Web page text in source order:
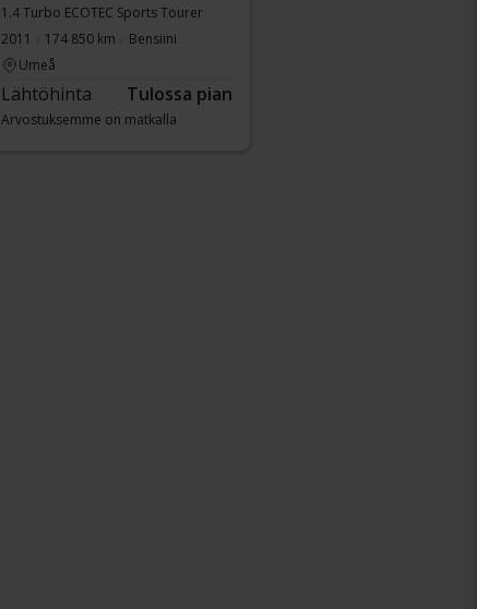
1.4 Turbo ECOTEC Sports Tourer
2011
174 850 km
Bensiini
Umeå
Lähtöhinta Tulossa pian
Arvostuksemme on matkalla